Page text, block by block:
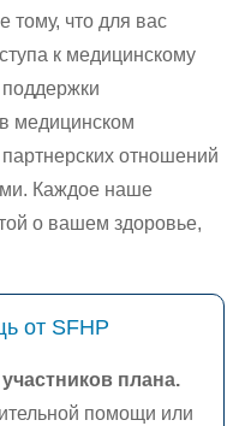
тому, что для вас
к медицинскому
медицинском
отношений
Каждое наше
о вашем здоровье,
от SFHP
плана.
помощи или